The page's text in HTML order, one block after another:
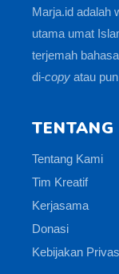
Marja.id adalah
utama umat
terjemah
di-copy atau
Tentang Kami
Tim Kreatif
Kerjasama
Donasi
Kebijakan